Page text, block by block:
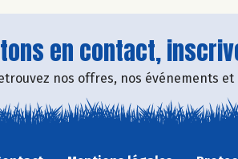
en contact,
nos offres, nos événements et